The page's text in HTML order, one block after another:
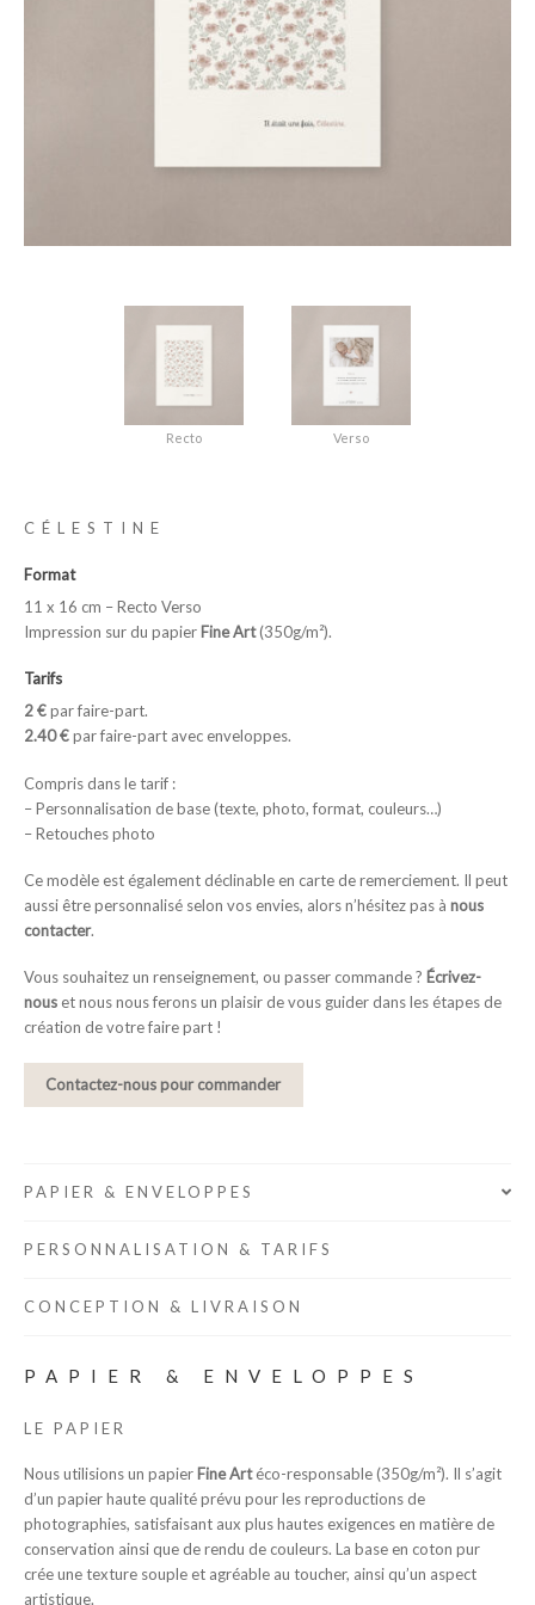
Recto Verso
CÉLESTINE
Format
11 x 16 cm – Recto Verso
Impression sur du papier Fine Art(350g/m²).
Tarifs
2 €par faire-part.
2.40 €par faire-part avec enveloppes.
Compris dans le tarif :
– Personnalisation de base (texte, photo, format, couleurs…)
– Retouches photo
Ce modèle est également déclinable en carte de remerciement. Il peut
aussi être personnalisé selon vos envies, alors n’hésitez pas à nous
contacter.
Vous souhaitez un renseignement, ou passer commande ? Écrivez-
nous et nous nous ferons un plaisir de vous guider dans les étapes de
création de votre faire part !
Contactez-nous pour commander
PAPIER & ENVELOPPES
PERSONNALISATION & TARIFS
CONCEPTION & LIVRAISON
PAPIER & ENVELOPPES
LE PAPIER
Nous utilisions un papier Fine Artéco-responsable (350g/m²). Il s’agit
d’un papier haute qualité prévu pour les reproductions de
photographies, satisfaisant aux plus hautes exigences en matière de
conservation ainsi que de rendu de couleurs. La base en coton pur
crée une texture souple et agréable au toucher, ainsi qu’un aspect
artistique.